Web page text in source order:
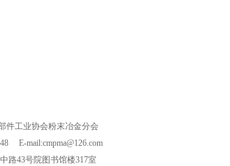
件工业协会粉末冶金分会
E-mail:cmpma@126.com
路43号院图书馆楼317室